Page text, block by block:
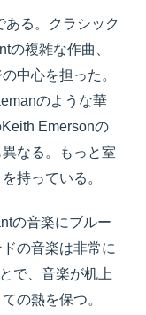
ある。クラシック
の複雑な作曲、
中心を担った。
のような華
Emersonの
なる。もっと室
持っている。
の音楽にブルー
の音楽は非常に
で、音楽が机上
の熱を保つ。